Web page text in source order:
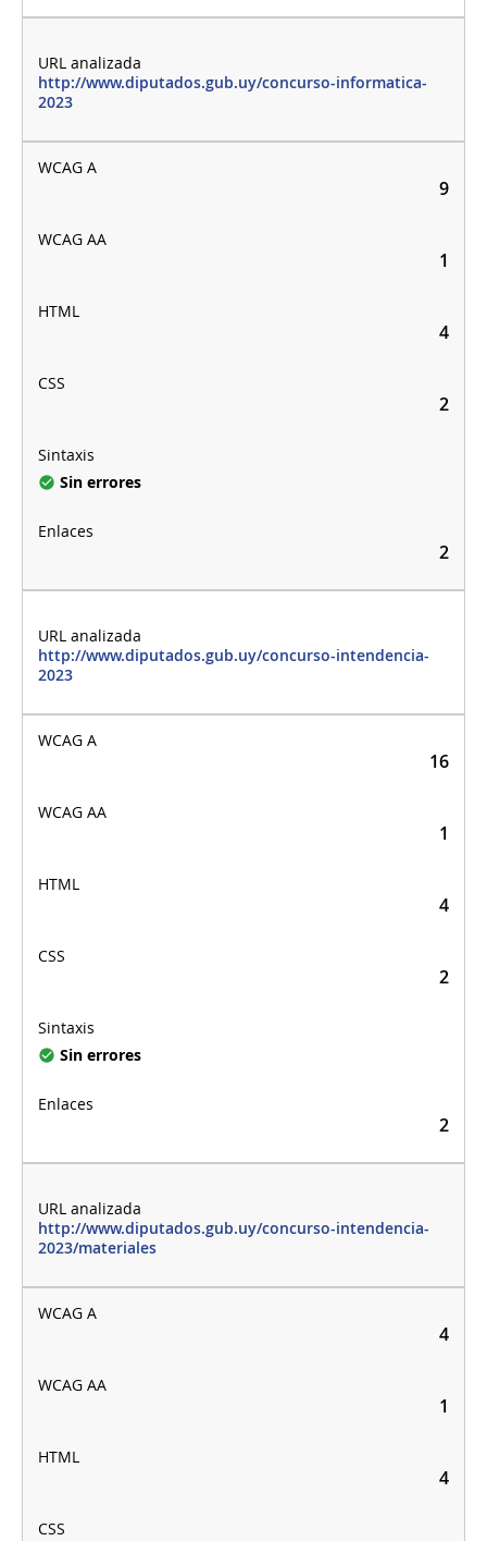
http://www.diputados.gub.uy/concurso-informatica-
2023
9
1
4
2
Sin errores
2
http://www.diputados.gub.uy/concurso-intendencia-
2023
16
1
4
2
Sin errores
2
http://www.diputados.gub.uy/concurso-intendencia-
2023/materiales
4
1
4